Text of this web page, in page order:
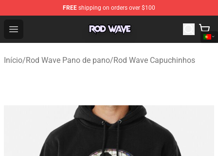
FREE shipping on orders over $100
Open menu
Rod Wave Shop - Official Rod Wave Merchandise Store
Início/Rod Wave Pano de pano/Rod Wave Capuchinhos